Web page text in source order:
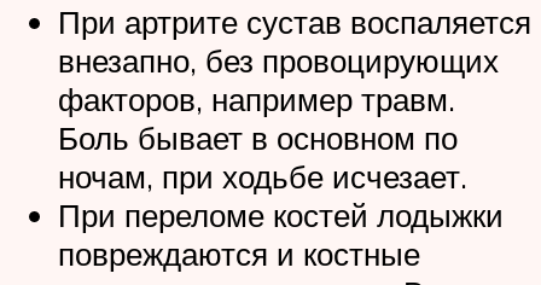
При артрите сустав воспаляется
внезапно, без провоцирующих
факторов, например травм.
Боль бывает в основном по
ночам, при ходьбе исчезает.
При переломе костей лодыжки
повреждаются и костные